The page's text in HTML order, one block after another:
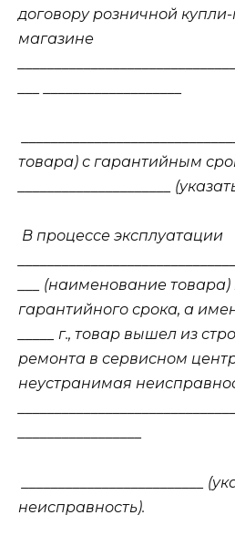
договору розничной
магазине
товара) с гарантийным
_____________________
В процессе эксплуатации
___ (наименование
гарантийного срока, а
_____ г., товар вышел из
ремонта в сервисном
неустранимая
_________________________
неисправность).